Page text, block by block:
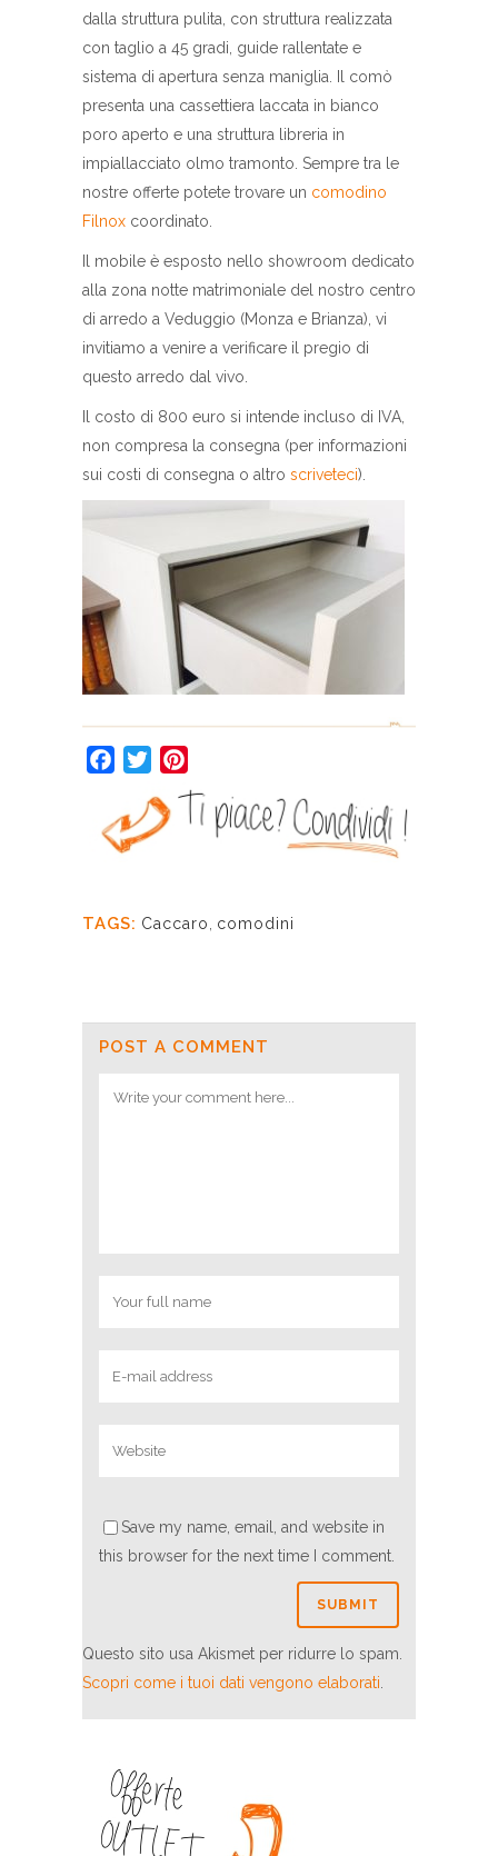
dalla struttura pulita, con struttura realizzata
con taglio a 45 gradi, guide rallentate e
sistema di apertura senza maniglia. Il comò
presenta una cassettiera laccata in bianco
poro aperto e una struttura libreria in
impiallacciato olmo tramonto. Sempre tra le
nostre offerte potete trovare un comodino
Filnox coordinato.
Il mobile è esposto nello showroom dedicato
alla zona notte matrimoniale del nostro centro
di arredo a Veduggio (Monza e Brianza), vi
invitiamo a venire a verificare il pregio di
questo arredo dal vivo.
Il costo di 800 euro si intende incluso di IVA,
non compresa la consegna (per informazioni
sui costi di consegna o altro scriveteci).
Facebook
Twitter
TAGS: Caccaro comodini
POST A COMMENT
Save my name, email, and website in
this browser for the next time I comment.
Questo sito usa Akismet per ridurre lo spam.
Scopri come i tuoi dati vengono elaborati